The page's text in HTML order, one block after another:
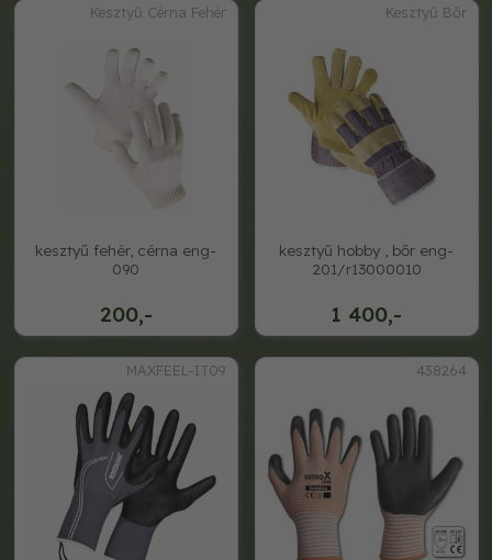
Kesztyű Cérna Fehér
200,-
kesztyű fehér, cérna eng-
090
Kesztyű Bőr
1 400,-
kesztyű hobby , bőr eng-
201/r13000010
MAXFEEL-IT09 438264